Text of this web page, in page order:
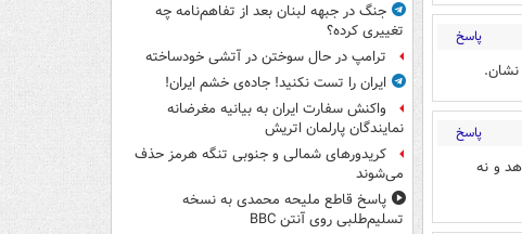
پاسخ
نشان.
پاسخ
و نه
جنگ در جبهه لبنان بعد از تفاهم‌نامه چه
تغییری کرده؟
ترامپ در حال سوختن در آتشی خودساخته
ایران را تست نکنید! جاده‌ی خشم ایران!
واکنش سفارت ایران به بیانیه مغرضانه
نمایندگان پارلمان اتریش
کریدورهای شمالی و جنوبی تنگه هرمز حذف
می‌شوند
پاسخ قاطع ملیحه محمدی به نسخه
تسلیم‌طلبی روی آنتن BBC